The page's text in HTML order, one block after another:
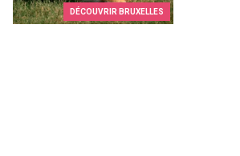
DÉCOUVRIR BRUXELLES